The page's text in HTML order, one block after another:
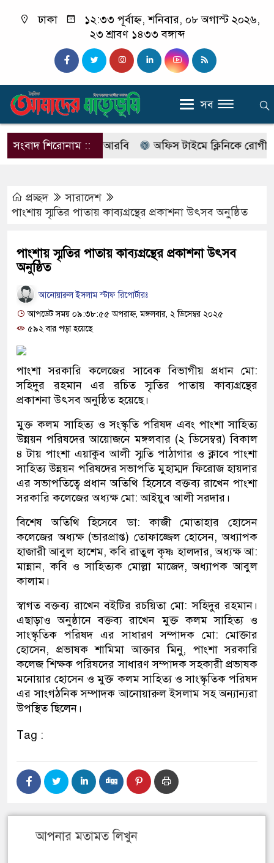
ঢাকা
১২:৩৩ পূর্বাহ্ন, শনিবার, ০৮ অগাস্ট ২০২৬,
২৩ শ্রাবণ ১৪৩৩ বঙ্গাব্দ
সব
সংবাদ শিরোনাম ::
বদলে আসছে এসআরবি অফিস টাইমে ক্লিনিকে রোগী
প্রচ্ছদ
সারাদেশ
পাংশায় স্মৃতির পাতায় কাব্যগ্রন্থের প্রকাশনা উৎসব অনুষ্ঠিত
পাংশায় স্মৃতির পাতায় কাব্যগ্রন্থের প্রকাশনা উৎসব
অনুষ্ঠিত
আনোয়ারুল ইসলাম স্টাফ রিপোর্টারঃ
আপডেট সময় ০৯:৩৮:৫৫ অপরাহ্ন, মঙ্গলবার, ২ ডিসেম্বর ২০২৫
৫৯২ বার পড়া হয়েছে
পাংশা সরকারি কলেজের সাবেক বিভাগীয় প্রধান মো:
সহিদুর রহমান এর রচিত স্মৃতির পাতায় কাব্যগ্রন্থের
প্রকাশনা উৎসব অনুষ্ঠিত হয়েছে।
মুক্ত কলম সাহিত্য ও সংস্কৃতি পরিষদ এবং পাংশা সাহিত্য
উন্নয়ন পরিষদের আয়োজনে মঙ্গলবার (২ ডিসেম্বর) বিকাল
৪ টায় পাংশা এয়াকুব আলী স্মৃতি পাঠাগার ও ক্লাবে পাংশা
সাহিত্য উন্নয়ন পরিষদের সভাপতি মুহাম্মদ ফিরোজ হায়দার
এর সভাপতিত্বে প্রধান অতিথি হিসেবে বক্তব্য রাখেন পাংশা
সরকারি কলেজের অধ্যক্ষ মো: আইয়ুব আলী সরদার।
বিশেষ অতিথি হিসেবে ডা: কাজী মোতাহার হোসেন
কলেজের অধ্যক্ষ (ভারপ্রাপ্ত) তোফাজ্জেল হোসেন, অধ্যাপক
হাজারী আবুল হাশেম, কবি রাতুল কৃষ্ণ হালদার‍, অধ্যক্ষ আ:
মান্নান, কবি ও সাহিত্যক মোল্লা মাজেদ, অধ্যাপক আবুল
কালাম।
স্বাগত বক্তব্য রাখেন বইটির রচয়িতা মো: সহিদুর রহমান।
এছাড়াও অনুষ্ঠানে বক্তব্য রাখেন মুক্ত কলম সাহিত্য ও
সাংস্কৃতিক পরিষদ এর সাধারণ সম্পাদক মো: মোক্তার
হোসেন, প্রভাষক শামিমা আক্তার মিনু, পাংশা সরকারি
কলেজ শিক্ষক পরিষদের সাধারণ সম্পাদক সহকারী প্রভাষক
মনোয়ার হোসেন ও মুক্ত কলম সাহিত্য ও সাংস্কৃতিক পরিষদ
এর সাংগঠনিক সম্পাদক আনোয়ারুল ইসলাম সহ অন্যান্যরা
উপস্থিত ছিলেন।
Tag :
আপনার মতামত লিখুন